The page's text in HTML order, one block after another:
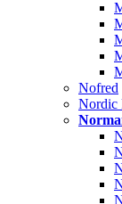
Nofred
Nordic